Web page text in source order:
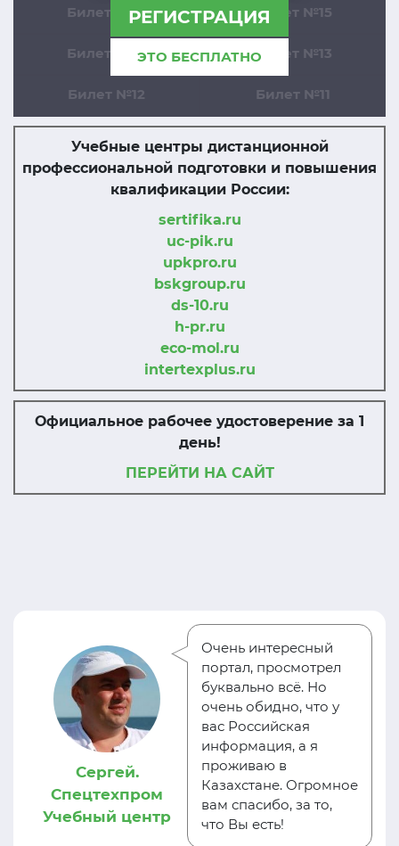
РЕГИСТРАЦИЯ
ЭТО БЕСПЛАТНО
Билет №16 Билет №15
Билет №14 Билет №13
Билет №12 Билет №11
Учебные центры дистанционной
профессиональной подготовки и повышения
квалификации России:
sertifika.ru
uc-pik.ru
upkpro.ru
bskgroup.ru
ds-10.ru
h-pr.ru
eco-mol.ru
intertexplus.ru
Официальное рабочее удостоверение за 1
день!
ПЕРЕЙТИ НА САЙТ
Сергей.
Спецтехпром
Учебный центр
Очень интересный
портал, просмотрел
буквально всё. Но
очень обидно, что у
вас Российская
информация, а я
проживаю в
Казахстане. Огромное
вам спасибо, за то,
что Вы есть!